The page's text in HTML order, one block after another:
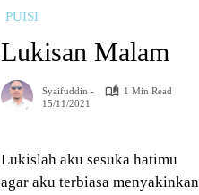
PUISI
Lukisan Malam
Syaifuddin -
1 Min Read
15/11/2021
Lukislah aku sesuka hatimu
agar aku terbiasa